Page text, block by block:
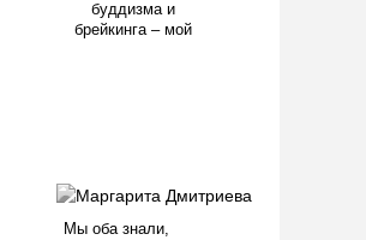
буддизма и
брейкинга – мой
Мы оба знали,